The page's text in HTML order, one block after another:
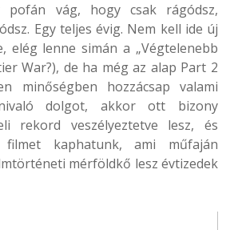
pofán vág, hogy csak rágódsz,
Egy teljes évig. Nem kell ide új
elég lenne simán a „Végtelenebb
War?), de ha még az alap Part 2
minőségben hozzácsap valami
dolgot, akkor ott bizony
rekord veszélyeztetve lesz, és
kaphatunk, ami műfaján
mérföldkő lesz évtizedek